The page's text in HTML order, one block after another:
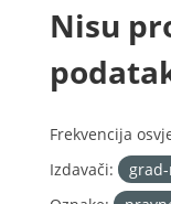
Nisu
Frekvencija
Izdavači: